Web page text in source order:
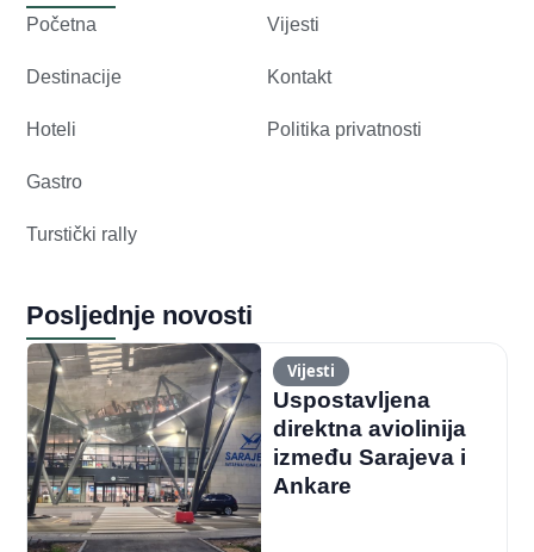
Početna
Destinacije
Hoteli
Gastro
Turstički rally
Vijesti
Kontakt
Politika privatnosti
Posljednje novosti
Vijesti
Uspostavljena
direktna aviolinija
između Sarajeva i
Ankare